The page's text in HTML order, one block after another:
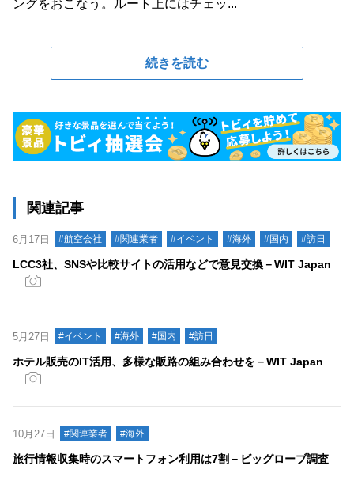
ングをおこなう。ルート上にはチェッ...
続きを読む
関連記事
6月17日 #航空会社 #関連業者 #イベント #海外 #国内 #訪日
LCC3社、SNSや比較サイトの活用などで意見交換－WIT Japan
5月27日 #イベント #海外 #国内 #訪日
ホテル販売のIT活用、多様な販路の組み合わせを－WIT Japan
10月27日 #関連業者 #海外
旅行情報収集時のスマートフォン利用は7割－ビッグローブ調査